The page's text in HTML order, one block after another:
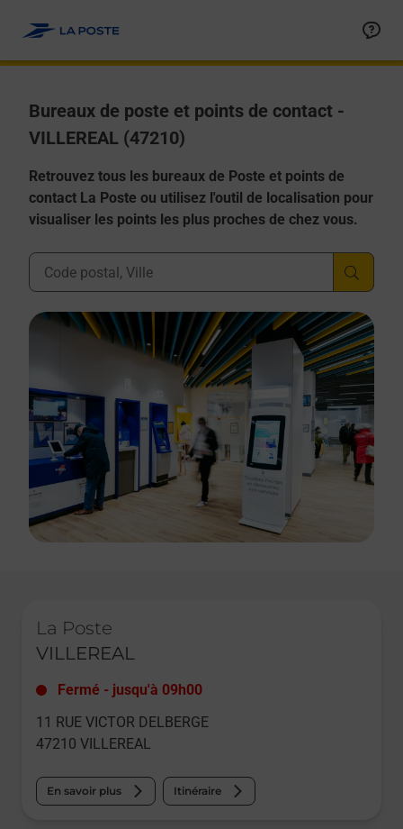
Bureaux de poste et points de contact -
VILLEREAL (47210)
Retrouvez tous les bureaux de Poste et points de
contact La Poste ou utilisez l'outil de localisation pour
visualiser les points les plus proches de chez vous.
Ville, Département, Code Postal
La Poste
VILLEREAL
Fermé - jusqu'à 09h00
11 RUE VICTOR DELBERGE
47210 VILLEREAL
En savoir plus Itinéraire